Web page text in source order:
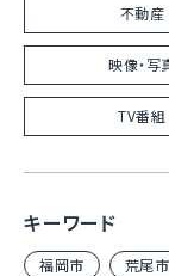
不動産
映像・写
TV番組
キーワード
福岡市 荒尾市